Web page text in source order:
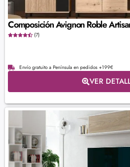
Composición Avignon Roble
(7)
Envío gratuito a Península en pedidos +199€
VER